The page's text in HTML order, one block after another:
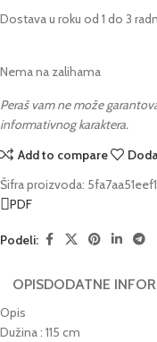
Dostava u roku od 1 do 3
Nema na zalihama
Peraš vam ne može
informativnog karaktera.
Add to compare
Šifra proizvoda: 5fa7aa51eef1
PDF
Podeli:
OPISDODATNE
Opis
Dužina : 115 cm